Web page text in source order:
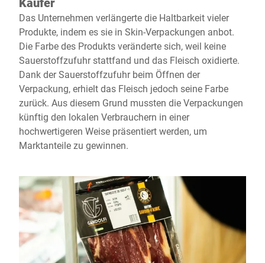
Das Unternehmen verlängerte die Haltbarkeit vieler
Produkte, indem es sie in Skin-Verpackungen anbot.
Die Farbe des Produkts veränderte sich, weil keine
Sauerstoffzufuhr stattfand und das Fleisch oxidierte.
Dank der Sauerstoffzufuhr beim Öffnen der
Verpackung, erhielt das Fleisch jedoch seine Farbe
zurück. Aus diesem Grund mussten die Verpackungen
künftig den lokalen Verbrauchern in einer
hochwertigeren Weise präsentiert werden, um
Marktanteile zu gewinnen.